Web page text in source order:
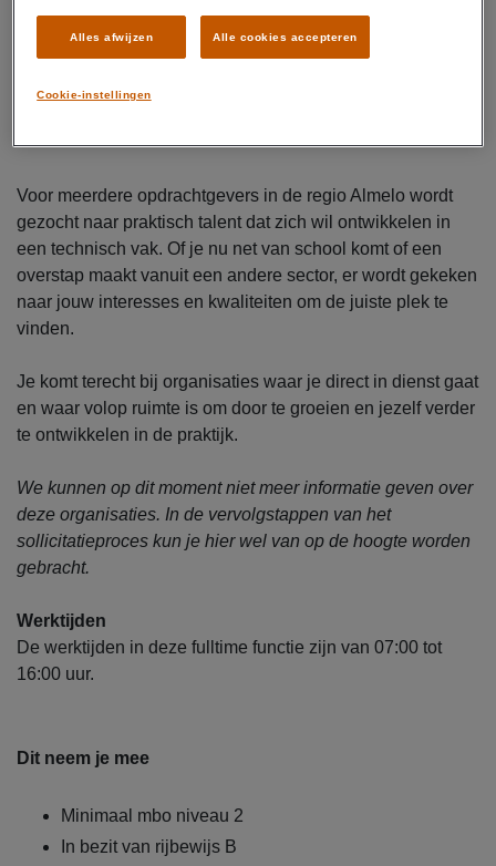
Direct contract bij de opdrachtgever
Voor meerdere opdrachtgevers in de regio Almelo wordt
gezocht naar praktisch talent dat zich wil ontwikkelen in
een technisch vak. Of je nu net van school komt of een
overstap maakt vanuit een andere sector, er wordt gekeken
naar jouw interesses en kwaliteiten om de juiste plek te
vinden.
Je komt terecht bij organisaties waar je direct in dienst gaat
en waar volop ruimte is om door te groeien en jezelf verder
te ontwikkelen in de praktijk.
We kunnen op dit moment niet meer informatie geven over
deze organisaties. In de vervolgstappen van het
sollicitatieproces kun je hier wel van op de hoogte worden
gebracht.
Werktijden
De werktijden in deze fulltime functie zijn van 07:00 tot
16:00 uur.
Dit neem je mee
Minimaal mbo niveau 2
In bezit van rijbewijs B
Cookie-instellingen
Alles afwijzen Alle cookies accepteren